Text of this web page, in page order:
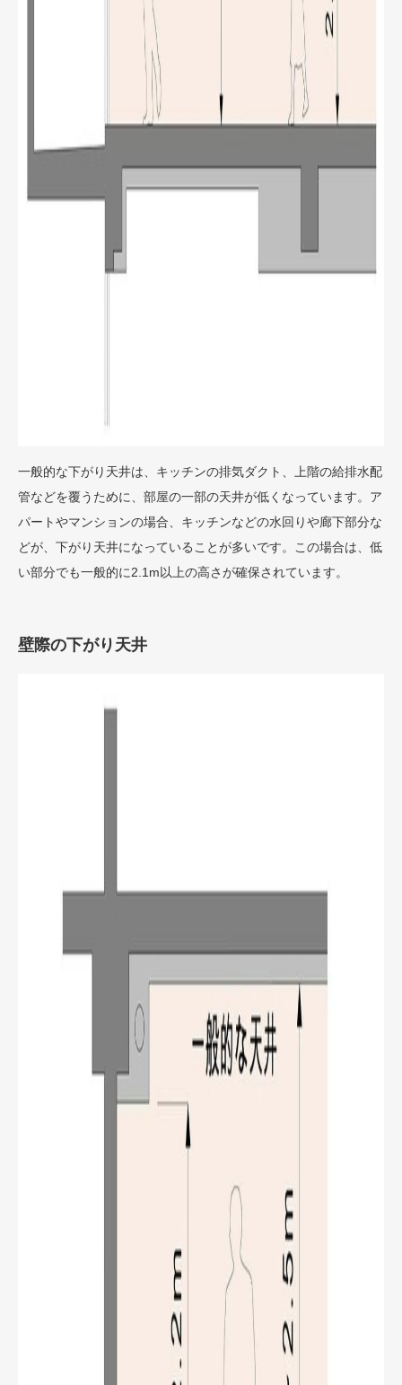
一般的な下がり天井は、キッチンの排気ダクト、上階の給排水配
管などを覆うために、部屋の一部の天井が低くなっています。ア
パートやマンションの場合、キッチンなどの水回りや廊下部分な
どが、下がり天井になっていることが多いです。この場合は、低
い部分でも一般的に2.1m以上の高さが確保されています。
壁際の下がり天井